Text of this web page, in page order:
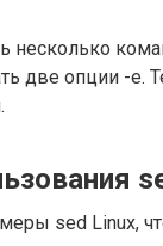
несколько
две опции -
sed Linux,